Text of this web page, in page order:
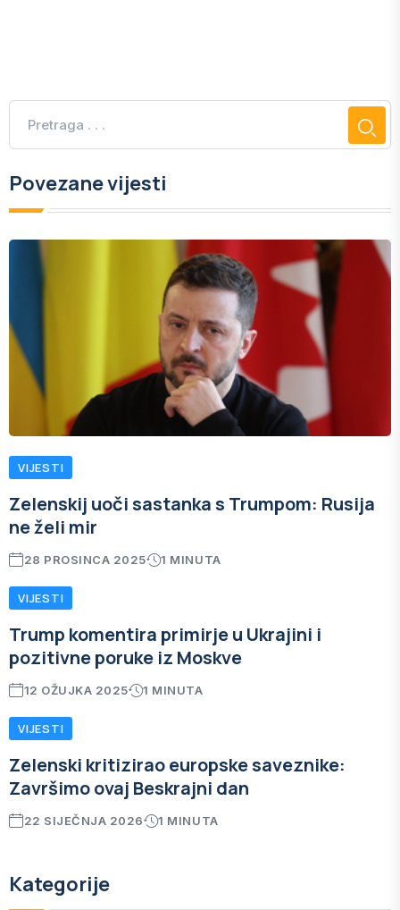
Povezane vijesti
VIJESTI
Zelenskij uoči sastanka s Trumpom: Rusija
ne želi mir
28 PROSINCA 2025 1 MINUTA
VIJESTI
Trump komentira primirje u Ukrajini i
pozitivne poruke iz Moskve
12 OŽUJKA 2025 1 MINUTA
VIJESTI
Zelenski kritizirao europske saveznike:
Završimo ovaj Beskrajni dan
22 SIJEČNJA 2026 1 MINUTA
Kategorije